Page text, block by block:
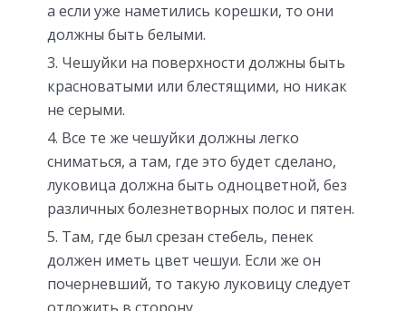
а если уже наметились корешки, то они
должны быть белыми.
Чешуйки на поверхности должны быть
красноватыми или блестящими, но никак
не серыми.
Все те же чешуйки должны легко
сниматься, а там, где это будет сделано,
луковица должна быть одноцветной, без
различных болезнетворных полос и пятен.
Там, где был срезан стебель, пенек
должен иметь цвет чешуи. Если же он
почерневший, то такую луковицу следует